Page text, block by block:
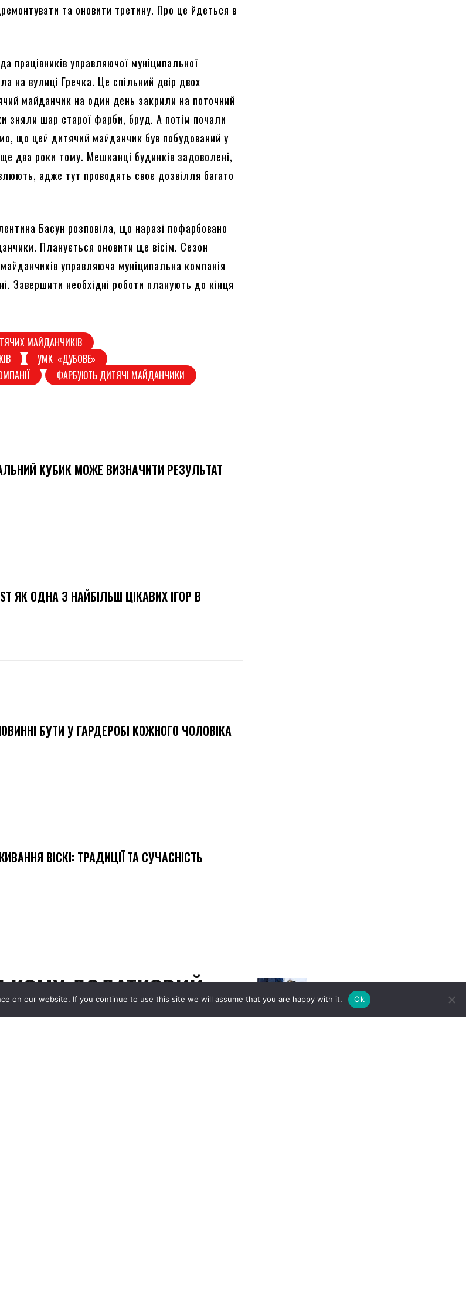
та оновити третину. Про це йдеться в
працівників управляючої муніципальної
на вулиці Гречка. Це спільний двір двох
майданчик на один день закрили на поточний
зняли шар старої фарби, бруд. А потім почали
що цей дитячий майданчик був побудований у
два роки тому. Мешканці будинків задоволені,
адже тут проводять своє дозвілля багато
Басун розповіла, що наразі пофарбовано
Планується оновити ще вісім. Сезон
управляюча муніципальна компанія
Завершити необхідні роботи планують до кінця
МАЙДАНЧИКІВ
УМК «ДУБОВЕ»
ФАРБУЮТЬ ДИТЯЧІ МАЙДАНЧИКИ
КУБИК МОЖЕ ВИЗНАЧИТИ РЕЗУЛЬТАТ
ЯК ОДНА З НАЙБІЛЬШ ЦІКАВИХ ІГОР В
БУТИ У ГАРДЕРОБІ КОЖНОГО ЧОЛОВІКА
ВІСКІ: ТРАДИЦІЇ ТА СУЧАСНІСТЬ
on our website. If you continue to use this site we will assume that you are happy with it. Ok